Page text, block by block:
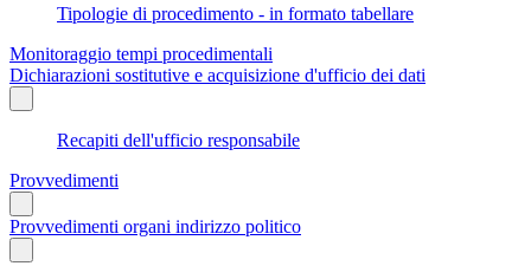
Tipologie di procedimento - in formato tabellare
Monitoraggio tempi procedimentali
Dichiarazioni sostitutive e acquisizione d'ufficio dei dati
Recapiti dell'ufficio responsabile
Provvedimenti
Provvedimenti organi indirizzo politico